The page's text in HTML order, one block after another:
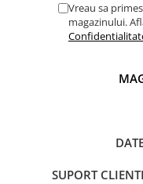
Vreau sa
magazinului.
SUPORT CLIENTI